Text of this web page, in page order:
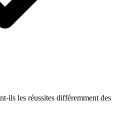
ils les réussites différemment des